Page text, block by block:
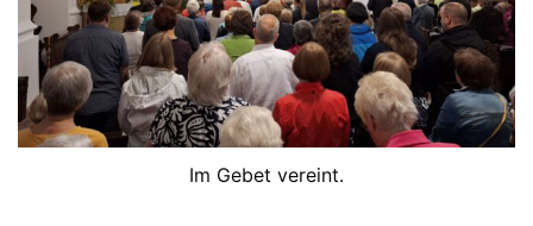
Im Gebet vereint.